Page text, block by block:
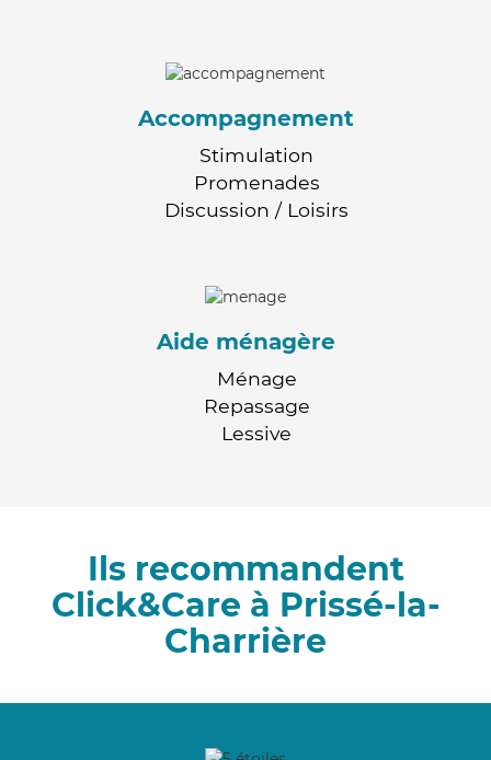
Accompagnement
Stimulation
Promenades
Discussion / Loisirs
Aide ménagère
Ménage
Repassage
Lessive
Ils recommandent
Click&Care à Prissé-la-
Charrière